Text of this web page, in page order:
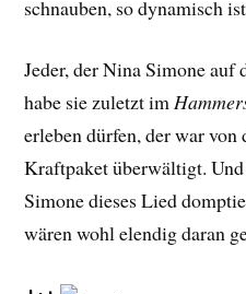
schnauben, so dynamisch
Jeder, der Nina Simone auf
habe sie zuletzt im
erleben dürfen, der war
Kraftpaket überwältigt.
Simone dieses Lied
wären wohl elendig daran